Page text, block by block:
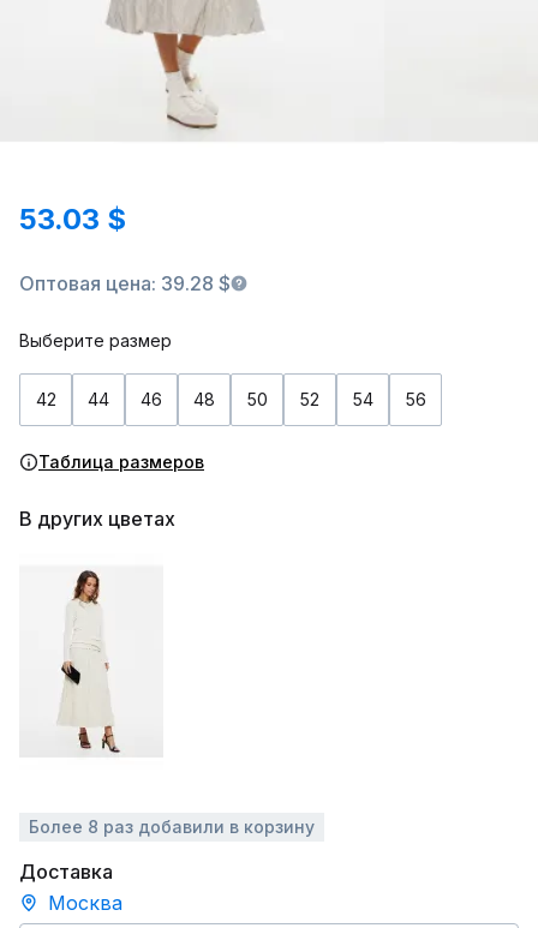
53.03 $
Оптовая цена: 39.28 $
Выберите размер
42 44 46 48 50 52 54 56
Таблица размеров
В других цветах
Более 8 раз добавили в корзину
Доставка
Москва